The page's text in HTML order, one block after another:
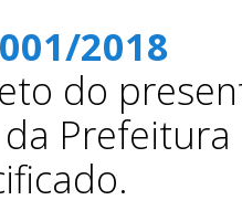
2018
do